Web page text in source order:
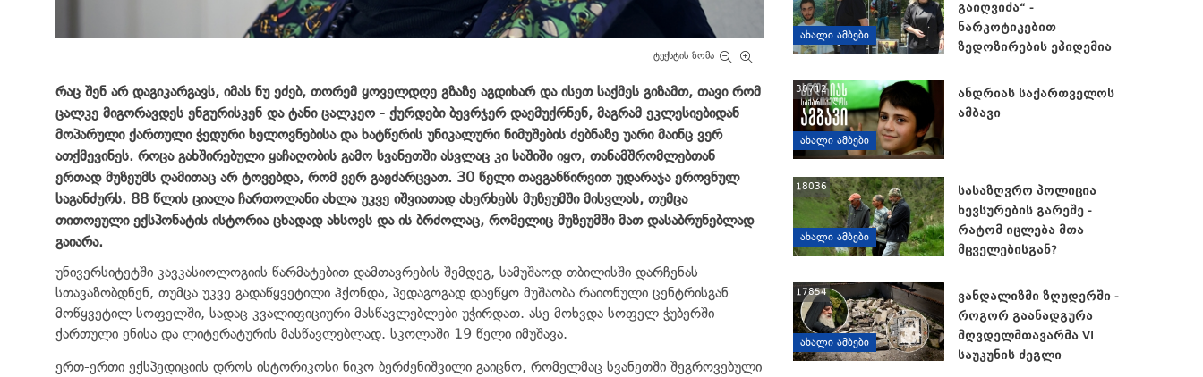
ტექსტის ზომა
რაც შენ არ დაგიკარგავს, იმას ნუ ეძებ, თორემ ყოველდღე გზაზე აგდიხარ და ისეთ საქმეს გიზამთ, თავი რომ
ცალკე მიგორავდეს ენგურისკენ და ტანი ცალკეო - ქურდები ბევრჯერ დაემუქრნენ, მაგრამ ეკლესიებიდან
მოპარული ქართული ჭედური ხელოვნებისა და ხატწერის უნიკალური ნიმუშების ძებნაზე უარი მაინც ვერ
ათქმევინეს. როცა გახშირებული ყაჩაღობის გამო სვანეთში ასვლაც კი საშიში იყო, თანამშრომლებთან
ერთად მუზეუმს ღამითაც არ ტოვებდა, რომ ვერ გაეძარცვათ. 30 წელი თავგანწირვით უდარაჯა ეროვნულ
საგანძურს. 88 წლის ციალა ჩართოლანი ახლა უკვე იშვიათად ახერხებს მუზეუმში მისვლას, თუმცა
თითოეული ექსპონატის ისტორია ცხადად ახსოვს და ის ბრძოლაც, რომელიც მუზეუმში მათ დასაბრუნებლად
გაიარა.
უნივერსიტეტში კავკასიოლოგიის წარმატებით დამთავრების შემდეგ, სამუშაოდ თბილისში დარჩენას
სთავაზობდნენ, თუმცა უკვე გადაწყვეტილი ჰქონდა, პედაგოგად დაეწყო მუშაობა რაიონული ცენტრისგან
მოწყვეტილ სოფელში, სადაც კვალიფიციური მასწავლებლები უჭირდათ. ასე მოხვდა სოფელ ჭუბერში
ქართული ენისა და ლიტერატურის მასწავლებლად. სკოლაში 19 წელი იმუშავა.
ერთ-ერთი ექსპედიციის დროს ისტორიკოსი ნიკო ბერძენიშვილი გაიცნო, რომელმაც სვანეთში შეგროვებული
ᲐᲮᲐᲚᲘ ᲐᲛᲑᲔᲑᲘ
გაიღვიძა“ -
ნარკოტიკებით
ზედოზირების ეპიდემია
ᲐᲮᲐᲚᲘ ᲐᲛᲑᲔᲑᲘ
30712
ანდრიას საქართველოს
ამბავი
ᲐᲮᲐᲚᲘ ᲐᲛᲑᲔᲑᲘ
18036
სასაზღვრო პოლიცია
ხევსურების გარეშე -
რატომ იცლება მთა
მცველებისგან?
ᲐᲮᲐᲚᲘ ᲐᲛᲑᲔᲑᲘ
17854
ვანდალიზმი ზღუდერში -
როგორ გაანადგურა
მღვდელმთავარმა VI
საუკუნის ძეგლი